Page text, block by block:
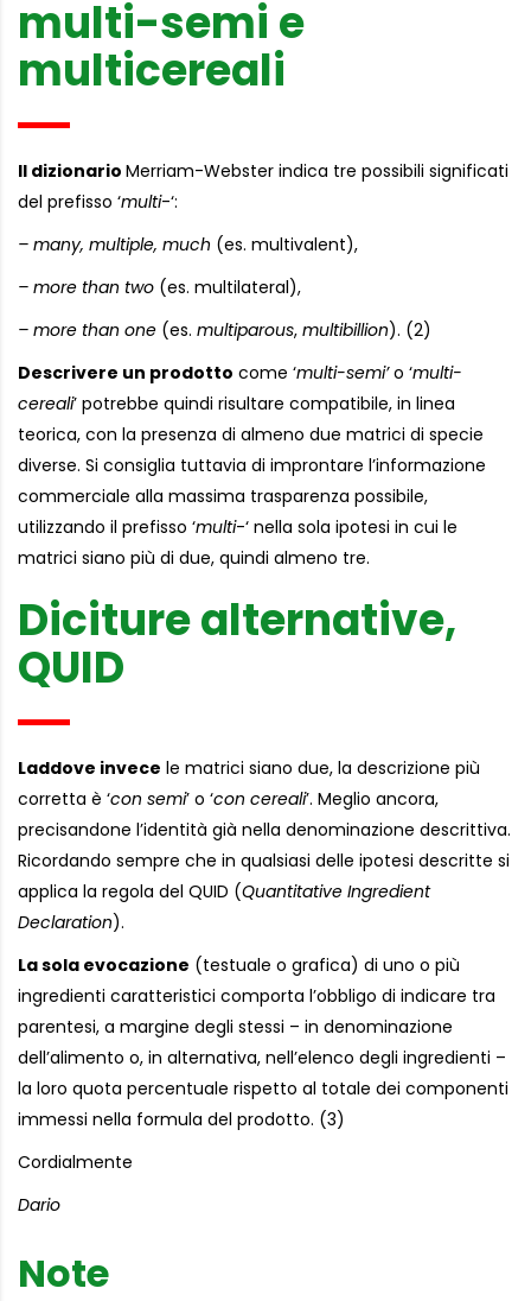
multi-semi e
multicereali
Il dizionario Merriam-Webster indica tre possibili significati
del prefisso ‘multi-‘:
– many, multiple, much (es. multivalent),
– more than two (es. multilateral),
– more than one (es. multiparous, multibillion). (2)
Descrivere un prodotto come ‘multi-semi’o ‘multi-
cereali’ potrebbe quindi risultare compatibile, in linea
teorica, con la presenza di almeno due matrici di specie
diverse. Si consiglia tuttavia di improntare l’informazione
commerciale alla massima trasparenza possibile,
utilizzando il prefisso ‘multi-‘ nella sola ipotesi in cui le
matrici siano più di due, quindi almeno tre.
Diciture alternative,
QUID
Laddove invece le matrici siano due, la descrizione più
corretta è ‘con semi’ o ‘con cereali’. Meglio ancora,
precisandone l’identità già nella denominazione descrittiva.
Ricordando sempre che in qualsiasi delle ipotesi descritte si
applica la regola del QUID (Quantitative Ingredient
Declaration).
La sola evocazione (testuale o grafica) di uno o più
ingredienti caratteristici comporta l’obbligo di indicare tra
parentesi, a margine degli stessi – in denominazione
dell’alimento o, in alternativa, nell’elenco degli ingredienti –
la loro quota percentuale rispetto al totale dei componenti
immessi nella formula del prodotto. (3)
Cordialmente
Dario
Note